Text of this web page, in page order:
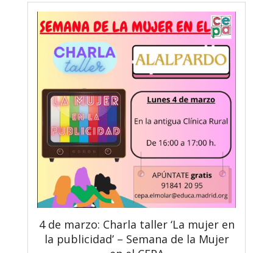
4 de marzo: Charla taller ‘La mujer en
la publicidad’ – Semana de la Mujer